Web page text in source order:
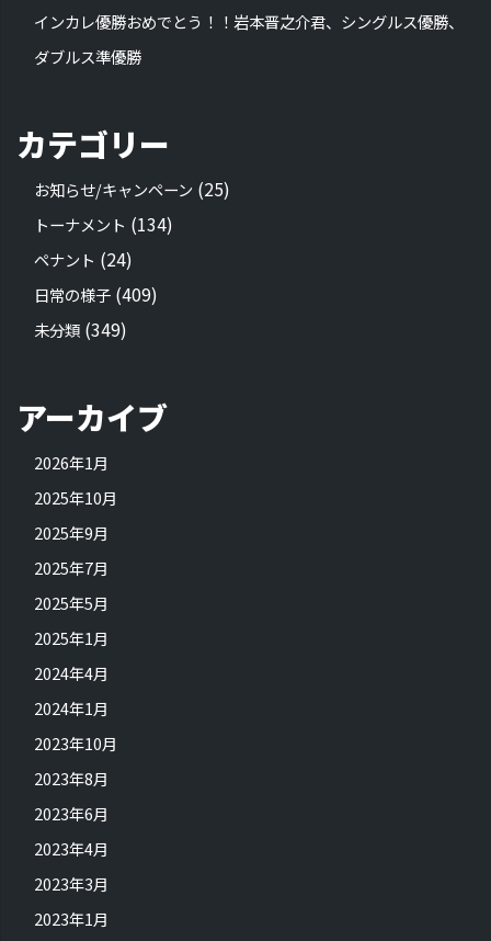
インカレ優勝おめでとう！！岩本晋之介君、シングルス優勝、
ダブルス準優勝
カテゴリー
お知らせ/キャンペーン (25)
トーナメント (134)
ペナント (24)
日常の様子 (409)
未分類 (349)
アーカイブ
2026年1月
2025年10月
2025年9月
2025年7月
2025年5月
2025年1月
2024年4月
2024年1月
2023年10月
2023年8月
2023年6月
2023年4月
2023年3月
2023年1月